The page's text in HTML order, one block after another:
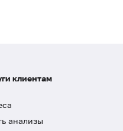
клиентам
анализы